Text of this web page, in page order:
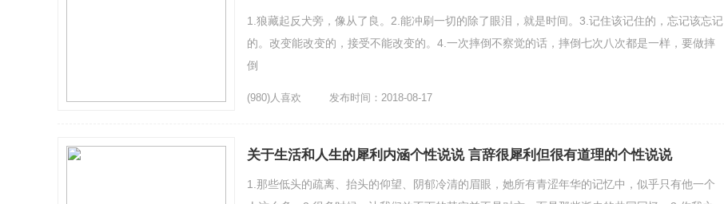
1.狼藏起反犬旁，像从了良。2.能冲刷一切的除了眼泪，就是时间。3.记住该记住的，忘记该忘记
的。改变能改变的，接受不能改变的。4.一次摔倒不察觉的话，摔倒七次八次都是一样，要做摔
倒
(980)人喜欢 发布时间：2018-08-17
关于生活和人生的犀利内涵个性说说 言辞很犀利但很有道理的个性说说
1.那些低头的疏离、抬头的仰望、阴郁冷清的眉眼，她所有青涩年华的记忆中，似乎只有他一个